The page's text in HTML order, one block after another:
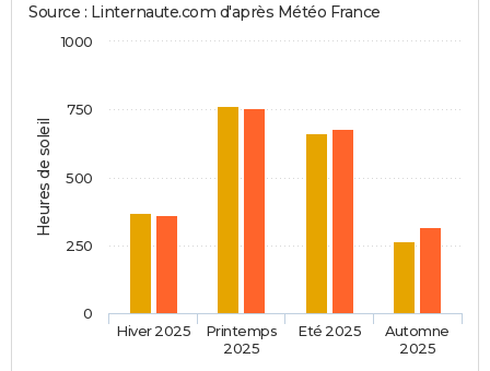
Heures de soleil
Source : Linternaute.com d'après Météo France
Hiver 2025
Printemps
2025
Eté 2025
Automne
2025
0
1000
250
500
750